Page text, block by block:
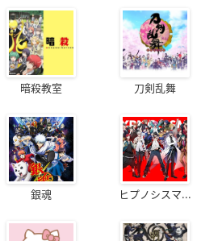
暗殺教室 刀剣乱舞
銀魂 ヒプノシスマ...